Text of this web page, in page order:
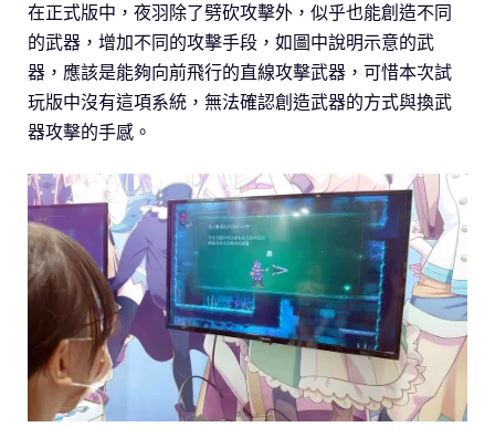
在正式版中，夜羽除了劈砍攻擊外，似乎也能創造不同
的武器，增加不同的攻擊手段，如圖中說明示意的武
器，應該是能夠向前飛行的直線攻擊武器，可惜本次試
玩版中沒有這項系統，無法確認創造武器的方式與換武
器攻擊的手感。